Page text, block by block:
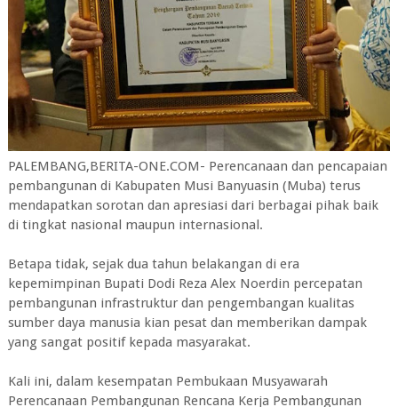
PALEMBANG,BERITA-ONE.COM- Perencanaan dan pencapaian
pembangunan di Kabupaten Musi Banyuasin (Muba) terus
mendapatkan sorotan dan apresiasi dari berbagai pihak baik
di tingkat nasional maupun internasional.
Betapa tidak, sejak dua tahun belakangan di era
kepemimpinan Bupati Dodi Reza Alex Noerdin percepatan
pembangunan infrastruktur dan pengembangan kualitas
sumber daya manusia kian pesat dan memberikan dampak
yang sangat positif kepada masyarakat.
Kali ini, dalam kesempatan Pembukaan Musyawarah
Perencanaan Pembangunan Rencana Kerja Pembangunan